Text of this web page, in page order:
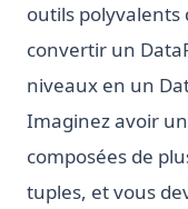
outils
convertir un
niveaux en un
Imaginez avoir
composées de
tuples, et vous